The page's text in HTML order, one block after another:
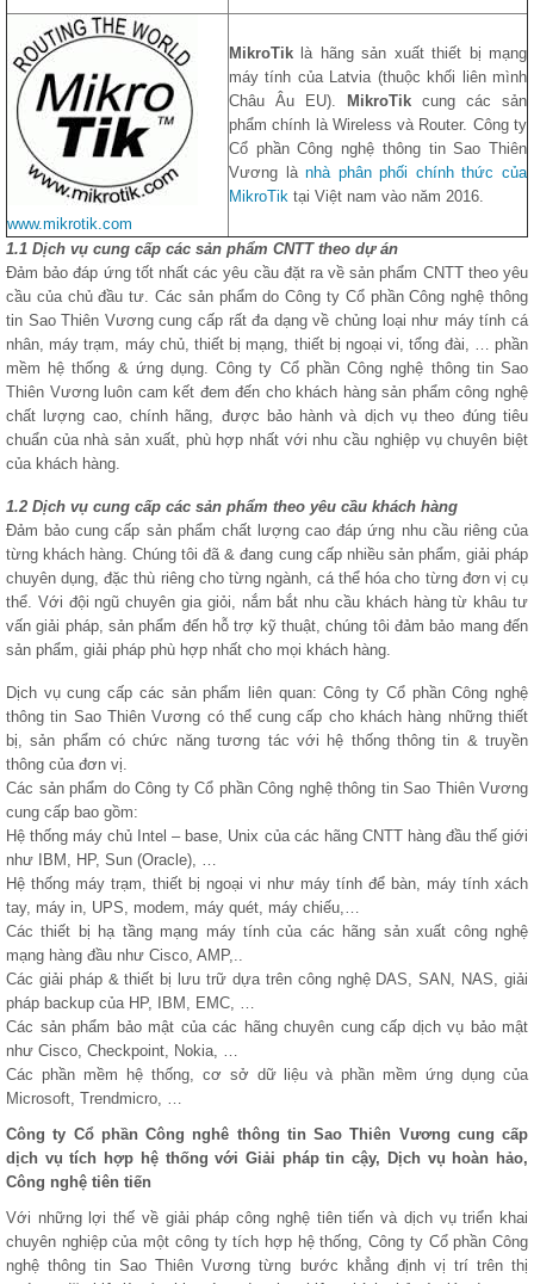
www.mikrotik.com
MikroTik là hãng sản xuất thiết bị mạng
máy tính của Latvia (thuộc khối liên mình
Châu Âu EU).
MikroTik cung các sản
phẩm chính là Wireless và Router. Công ty
Cổ phần Công nghệ thông tin Sao Thiên
Vương lànhà phân phối chính thức của
MikroTik tại Việt nam vào năm 2016.
1.1 Dịch vụ cung cấp các sản phẩm CNTT theo dự án
Đảm bảo đáp ứng tốt nhất các yêu cầu đặt ra về sản phẩm CNTT theo yêu
cầu của chủ đầu tư. Các sản phẩm do Công ty Cổ phần Công nghệ thông
tin Sao Thiên Vương cung cấp rất đa dạng về chủng loại như máy tính cá
nhân, máy trạm, máy chủ, thiết bị mạng, thiết bị ngoại vi, tổng đài, … phần
mềm hệ thống & ứng dụng. Công ty Cổ phần Công nghệ thông tin Sao
Thiên Vương luôn cam kết đem đến cho khách hàng sản phẩm công nghệ
chất lượng cao, chính hãng, được bảo hành và dịch vụ theo đúng tiêu
chuẩn của nhà sản xuất, phù hợp nhất với nhu cầu nghiệp vụ chuyên biệt
của khách hàng.
1.2 Dịch vụ cung cấp các sản phẩm theo yêu cầu khách hàng
Đảm bảo cung cấp sản phẩm chất lượng cao đáp ứng nhu cầu riêng của
từng khách hàng. Chúng tôi đã & đang cung cấp nhiều sản phẩm, giải pháp
chuyên dụng, đặc thù riêng cho từng ngành, cá thể hóa cho từng đơn vị cụ
thể. Với đội ngũ chuyên gia giỏi, nắm bắt nhu cầu khách hàng từ khâu tư
vấn giải pháp, sản phẩm đến hỗ trợ kỹ thuật, chúng tôi đảm bảo mang đến
sản phẩm, giải pháp phù hợp nhất cho mọi khách hàng.
Dịch vụ cung cấp các sản phẩm liên quan: Công ty Cổ phần Công nghệ
thông tin Sao Thiên Vương có thể cung cấp cho khách hàng những thiết
bị, sản phẩm có chức năng tương tác với hệ thống thông tin & truyền
thông của đơn vị.
Các sản phẩm do Công ty Cổ phần Công nghệ thông tin Sao Thiên Vương
cung cấp bao gồm:
Hệ thống máy chủ Intel – base, Unix của các hãng CNTT hàng đầu thế giới
như IBM, HP, Sun (Oracle), …
Hệ thống máy trạm, thiết bị ngoại vi như máy tính để bàn, máy tính xách
tay, máy in, UPS, modem, máy quét, máy chiếu,…
Các thiết bị hạ tầng mạng máy tính của các hãng sản xuất công nghệ
mạng hàng đầu như Cisco, AMP,..
Các giải pháp & thiết bị lưu trữ dựa trên công nghệ DAS, SAN, NAS, giải
pháp backup của HP, IBM, EMC, …
Các sản phẩm bảo mật của các hãng chuyên cung cấp dịch vụ bảo mật
như Cisco, Checkpoint, Nokia, …
Các phần mềm hệ thống, cơ sở dữ liệu và phần mềm ứng dụng của
Microsoft, Trendmicro, …
Công ty Cổ phần Công nghê thông tin Sao Thiên Vương cung cấp
dịch vụ tích hợp hệ thống với Giải pháp tin cậy, Dịch vụ hoàn hảo,
Công nghệ tiên tiến
Với những lợi thế về giải pháp công nghệ tiên tiến và dịch vụ triển khai
chuyên nghiệp của một công ty tích hợp hệ thống, Công ty Cổ phần Công
nghệ thông tin Sao Thiên Vương từng bước khẳng định vị trí trên thị